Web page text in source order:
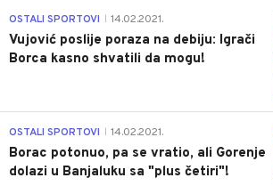
OSTALI SPORTOVI 14.02.2021.
Vujović poslije poraza na debiju: Igrači
Borca kasno shvatili da mogu!
OSTALI SPORTOVI 14.02.2021.
Borac potonuo, pa se vratio, ali Gorenje
dolazi u Banjaluku sa "plus četiri"!